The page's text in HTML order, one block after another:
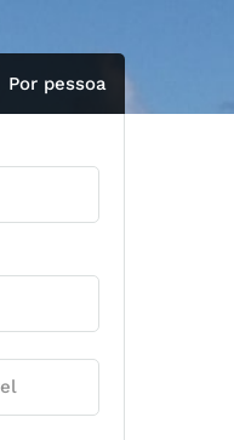
Por pessoa